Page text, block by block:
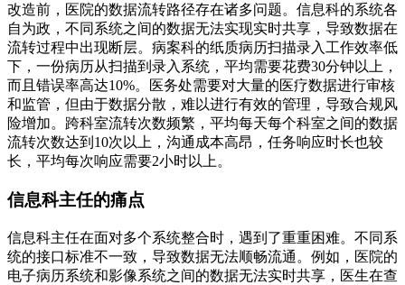
改造前，医院的数据流转路径存在诸多问题。信息科的系统各
自为政，不同系统之间的数据无法实现实时共享，导致数据在
流转过程中出现断层。病案科的纸质病历扫描录入工作效率低
下，一份病历从扫描到录入系统，平均需要花费30分钟以上，
而且错误率高达10%。医务处需要对大量的医疗数据进行审核
和监管，但由于数据分散，难以进行有效的管理，导致合规风
险增加。跨科室流转次数频繁，平均每天每个科室之间的数据
流转次数达到10次以上，沟通成本高昂，任务响应时长也较
长，平均每次响应需要2小时以上。
信息科主任的痛点
信息科主任在面对多个系统整合时，遇到了重重困难。不同系
统的接口标准不一致，导致数据无法顺畅流通。例如，医院的
电子病历系统和影像系统之间的数据无法实时共享，医生在查